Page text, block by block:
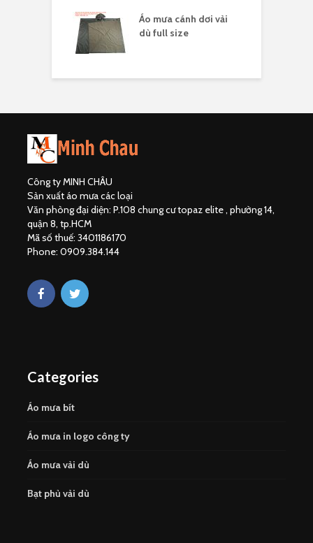
Áo mưa cánh dơi vải
dù full size
Công ty MINH CHÂU
Sản xuất áo mưa các loại
Văn phòng đại diện: P.108 chung cư topaz elite , phường 14,
quận 8, tp.HCM
Mã số thuế: 3401186170
Phone: 0909.384.144
Categories
Áo mưa bít
Áo mưa in logo công ty
Áo mưa vải dù
Bạt phủ vải dù